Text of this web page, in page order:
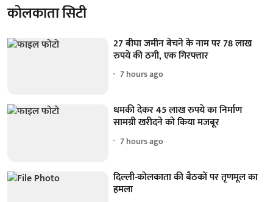
कोलकाता सिटी
27 बीघा जमीन बेचने के नाम पर 78 लाख
रुपये की ठगी, एक गिरफ्तार
7 hours ago
धमकी देकर 45 लाख रुपये का निर्माण
सामग्री खरीदने को किया मजबूर
7 hours ago
दिल्ली-कोलकाता की बैठकों पर तृणमूल का
हमला